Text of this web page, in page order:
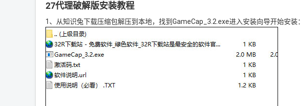
27代理破解版安装教程
1、从知识兔下载压缩包解压到本地，找到GameCap_3.2.exe进入安装向导开始安装：